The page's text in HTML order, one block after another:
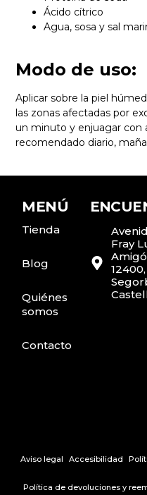
Ácido cítrico
Agua, sosa y sal
Modo de uso:
Aplicar sobre la piel
las zonas afectadas por
un minuto y enjuagar con
recomendado diario,
MENÚ
Tienda
Blog
Quiénes
somos
Contacto
Fray
12400,
Aviso legal Accesibilidad
Política de devoluciones y